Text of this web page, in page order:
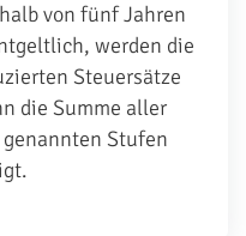
von fünf Jahren
werden die
Steuersätze
die Summe aller
Stufen